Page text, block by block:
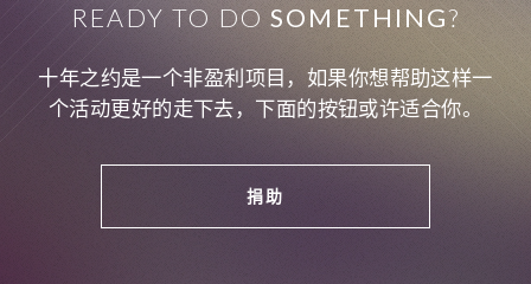
READY TO DOSOMETHING?
十年之约是一个非盈利项目，如果你想帮助这样一
个活动更好的走下去，下面的按钮或许适合你。
捐助